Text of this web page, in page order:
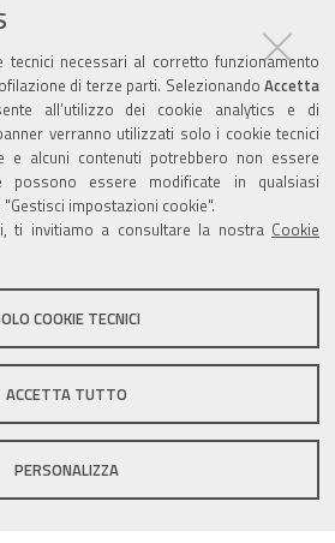
necessari al corretto funzionamento
di terze parti. Selezionando Accetta
all’utilizzo dei cookie analytics e di
verranno utilizzati solo i cookie tecnici
e alcuni contenuti potrebbero non essere
possono essere modificate in qualsiasi
impostazioni cookie".
ti invitiamo a consultare la nostra Cookie
COOKIE TECNICI
ACCETTA TUTTO
PERSONALIZZA
Valuta questo sito
di Zola Predosa